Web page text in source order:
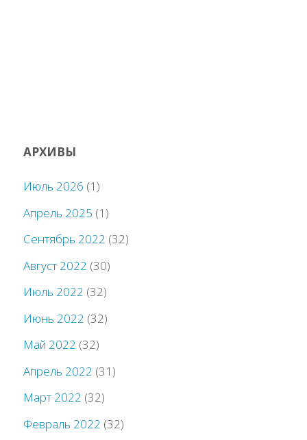
АРХИВЫ
Июль 2026 (1)
Апрель 2025 (1)
Сентябрь 2022 (32)
Август 2022 (30)
Июль 2022 (32)
Июнь 2022 (32)
Май 2022 (32)
Апрель 2022 (31)
Март 2022 (32)
Февраль 2022 (32)